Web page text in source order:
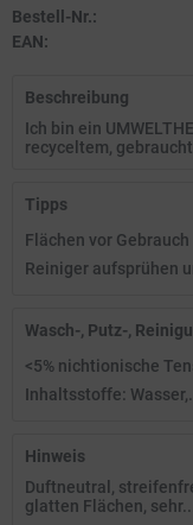
Bestell-Nr.:
EAN:
Beschreibung
Ich bin ein
recyceltem,
Tipps
Flächen vor
Reiniger aufsprühen
Wasch-, Putz-,
<5% nichtionische
Inhaltsstoffe:
Hinweis
Duftneutral,
glatten Flächen, sehr...